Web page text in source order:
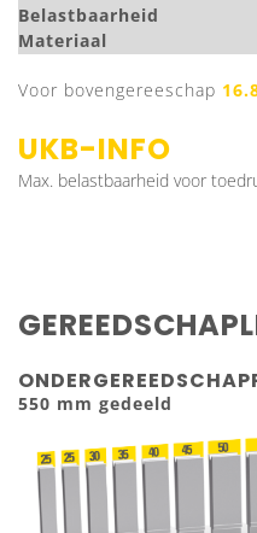
Belastbaarheid
Materiaal
Voor bovengereeschap
UKB-INFO
Max. belastbaarheid voor
550 mm gedeeld